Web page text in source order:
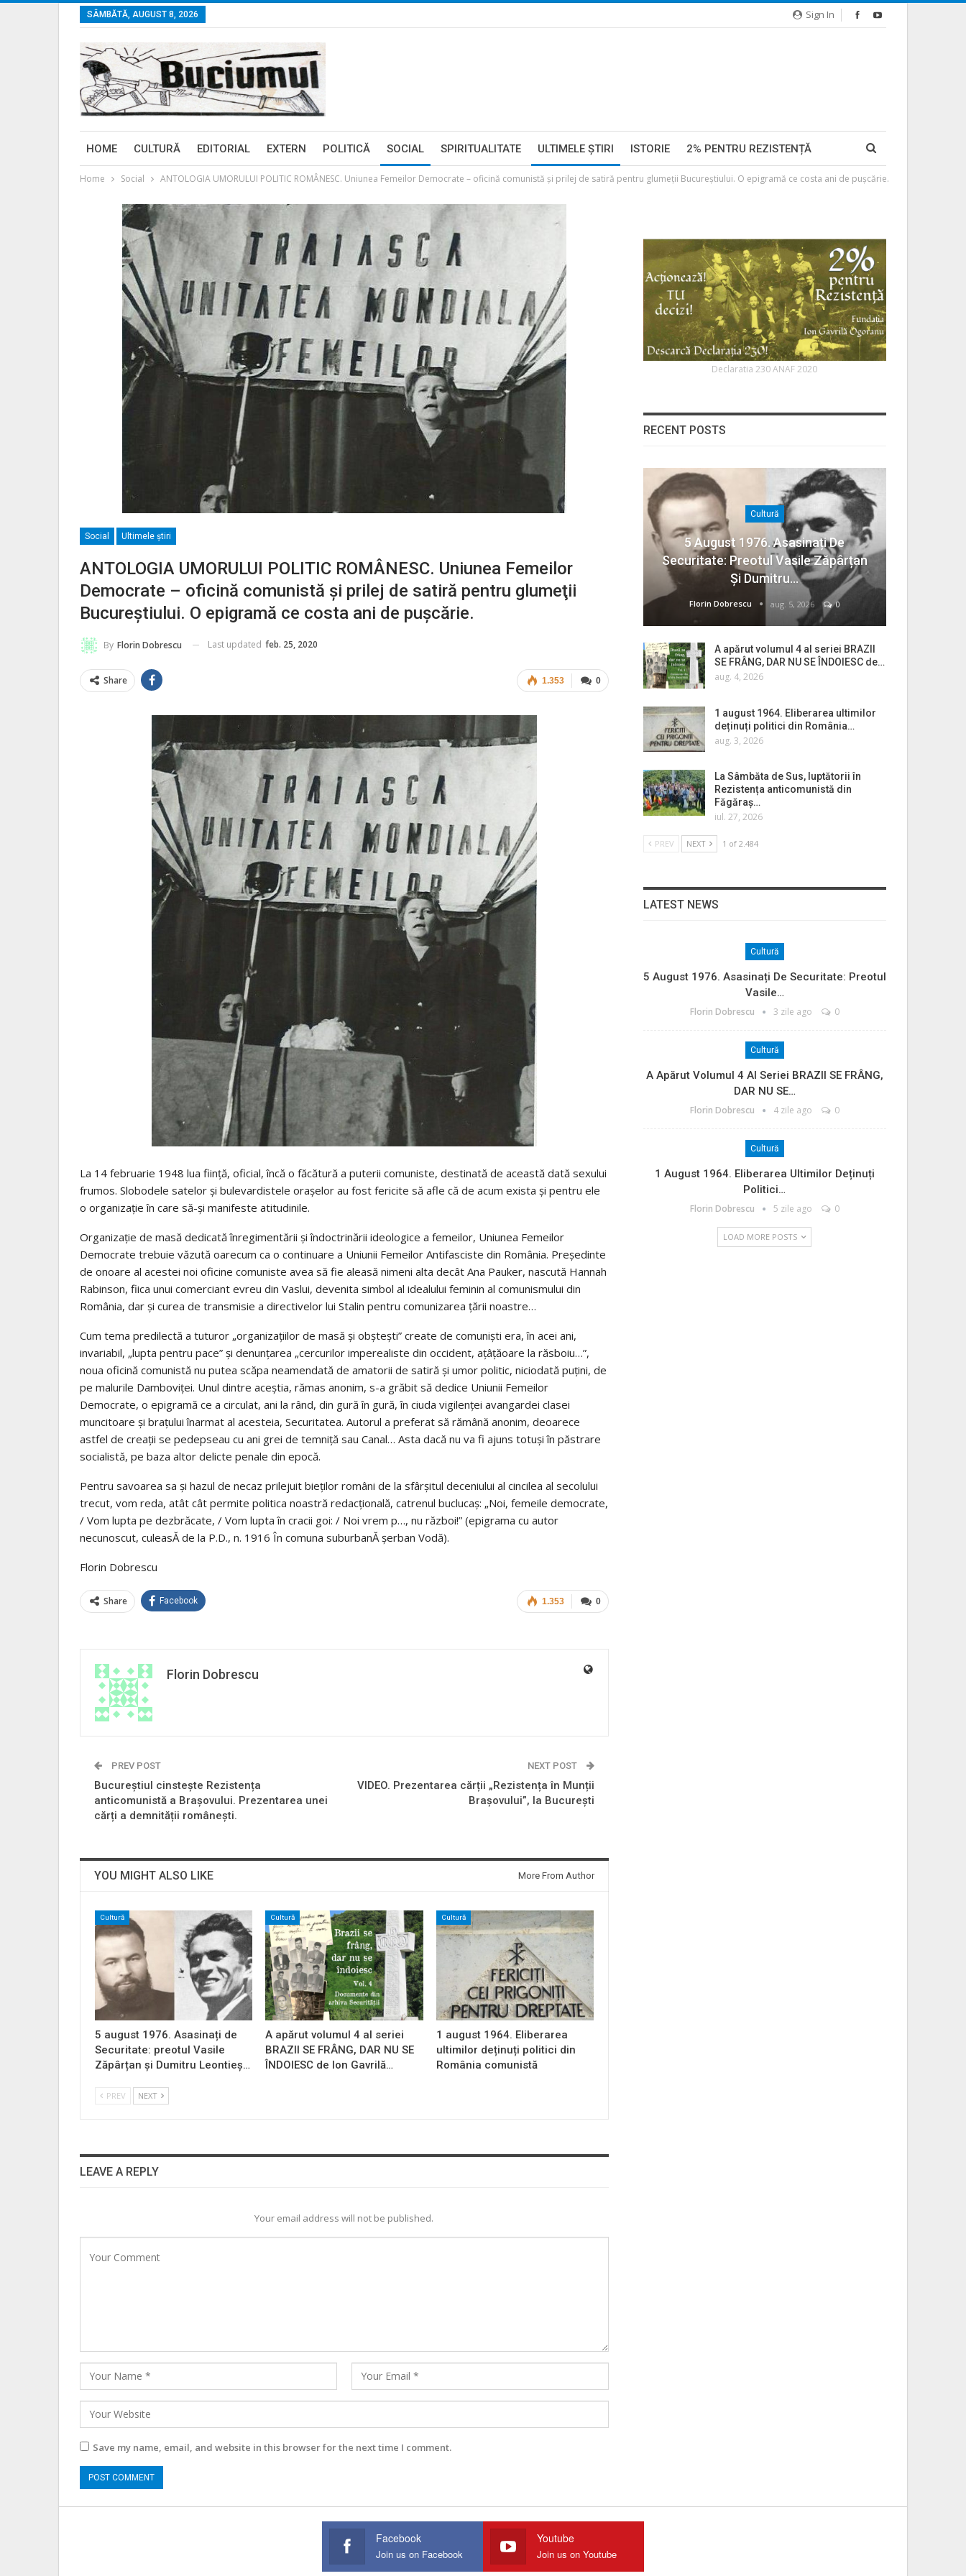
Sign In
SÂMBĂTĂ, AUGUST 8, 2026
HOME CULTURĂ EDITORIAL EXTERN POLITICĂ SOCIAL SPIRITUALITATE ULTIMELE ŞTIRI ISTORIE 2% PENTRU REZISTENȚĂ
Home Social ANTOLOGIA UMORULUI POLITIC ROMÂNESC. Uniunea Femeilor Democrate – oficină comunistă şi prilej de satiră pentru glumeţii Bucureştiului. O epigramă ce costa ani de puşcărie.
Social Ultimele ştiri
ANTOLOGIA UMORULUI POLITIC ROMÂNESC. Uniunea Femeilor
Democrate – oficină comunistă şi prilej de satiră pentru glumeţii
Bucureştiului. O epigramă ce costa ani de puşcărie.
By Florin Dobrescu Last updated feb. 25, 2020
0
1.353
Share
La 14 februarie 1948 lua fiinţă, oficial, încă o făcătură a puterii comuniste, destinată de această dată sexului
frumos. Slobodele satelor şi bulevardistele oraşelor au fost fericite să afle că de acum exista şi pentru ele
o organizaţie în care să-şi manifeste atitudinile.
Organizaţie de masă dedicată înregimentării şi îndoctrinării ideologice a femeilor, Uniunea Femeilor
Democrate trebuie văzută oarecum ca o continuare a Uniunii Femeilor Antifasciste din România. Preşedinte
de onoare al acestei noi oficine comuniste avea să fie aleasă nimeni alta decât Ana Pauker, nascută Hannah
Rabinson, fiica unui comerciant evreu din Vaslui, devenita simbol al idealului feminin al comunismului din
România, dar şi curea de transmisie a directivelor lui Stalin pentru comunizarea ţării noastre…
Cum tema predilectă a tuturor „organizaţiilor de masă şi obşteşti” create de comunişti era, în acei ani,
invariabil, „lupta pentru pace” şi denunţarea „cercurilor imperealiste din occident, aţâţăoare la răsboiu…”,
noua oficină comunistă nu putea scăpa neamendată de amatorii de satiră şi umor politic, niciodată puţini, de
pe malurile Damboviţei. Unul dintre aceştia, rămas anonim, s-a grăbit să dedice Uniunii Femeilor
Democrate, o epigramă ce a circulat, ani la rând, din gură în gură, în ciuda vigilenţei avangardei clasei
muncitoare şi braţului înarmat al acesteia, Securitatea. Autorul a preferat să rămână anonim, deoarece
astfel de creaţii se pedepseau cu ani grei de temniţă sau Canal… Asta dacă nu va fi ajuns totuşi în păstrare
socialistă, pe baza altor delicte penale din epocă.
Pentru savoarea sa şi hazul de necaz prilejuit bieţilor români de la sfârşitul deceniului al cincilea al secolului
trecut, vom reda, atât cât permite politica noastră redacţională, catrenul buclucaş: „Noi, femeile democrate,
/ Vom lupta pe dezbrăcate, / Vom lupta în cracii goi: / Noi vrem p…, nu război!” (epigrama cu autor
necunoscut, culeasĂ de la P.D., n. 1916 În comuna suburbanĂ șerban Vodă).
Florin Dobrescu
0
1.353
Share Facebook
Florin Dobrescu
PREV POST
Bucureștiul cinstește Rezistența
anticomunistă a Brașovului. Prezentarea unei
cărți a demnității românești.
NEXT POST
VIDEO. Prezentarea cărții „Rezistența în Munții
Brașovului”, la București
YOU MIGHT ALSO LIKE More From Author
Cultură
5 august 1976. Asasinați de
Securitate: preotul Vasile
Zăpârțan și Dumitru Leontieș…
Cultură
A apărut volumul 4 al seriei
BRAZII SE FRÂNG, DAR NU SE
ÎNDOIESC de Ion Gavrilă…
Cultură
1 august 1964. Eliberarea
ultimilor deținuți politici din
România comunistă
PREV NEXT
LEAVE A REPLY
Your email address will not be published.
Save my name, email, and website in this browser for the next time I comment.
Declaratia 230 ANAF 2020
RECENT POSTS
Cultură
5 August 1976. Asasinați De
Securitate: Preotul Vasile Zăpârțan
Și Dumitru…
Florin Dobrescu aug. 5, 2026 0
A apărut volumul 4 al seriei BRAZII
SE FRÂNG, DAR NU SE ÎNDOIESC de…
aug. 4, 2026
1 august 1964. Eliberarea ultimilor
deținuți politici din România…
aug. 3, 2026
La Sâmbăta de Sus, luptătorii în
Rezistența anticomunistă din
Făgăraș…
iul. 27, 2026
PREV NEXT 1 of 2.484
LATEST NEWS
Cultură
5 August 1976. Asasinați De Securitate: Preotul
Vasile…
Florin Dobrescu 3 zile ago 0
Cultură
A Apărut Volumul 4 Al Seriei BRAZII SE FRÂNG,
DAR NU SE…
Florin Dobrescu 4 zile ago 0
Cultură
1 August 1964. Eliberarea Ultimilor Deținuți
Politici…
Florin Dobrescu 5 zile ago 0
LOAD MORE POSTS
Facebook
Join us on Facebook
Youtube
Join us on Youtube